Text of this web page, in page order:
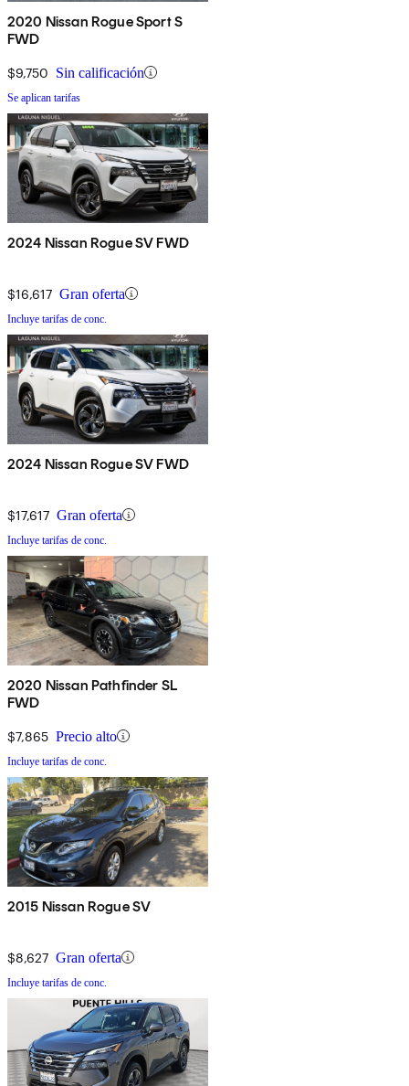
2020 Nissan Rogue Sport S
FWD
$9,750 Sin calificación
Se aplican tarifas
2024 Nissan Rogue SV FWD
$16,617 Gran oferta
Incluye tarifas de conc.
2024 Nissan Rogue SV FWD
$17,617 Gran oferta
Incluye tarifas de conc.
2020 Nissan Pathfinder SL
FWD
$7,865 Precio alto
Incluye tarifas de conc.
2015 Nissan Rogue SV
$8,627 Gran oferta
Incluye tarifas de conc.